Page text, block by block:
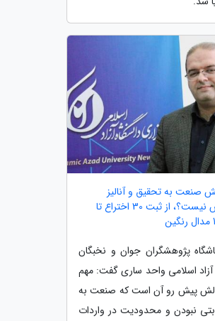
صنعت به تحقیق و آنالیز
محسوس نیست؟، از ثبت 30 اختراع تا
پژوهشگران جوان و نخبگان
آزاد اسلامی واحد ساری گفت: مهم
پیش رو آن است که صنعت به
نبودن و محدودیت در واردات